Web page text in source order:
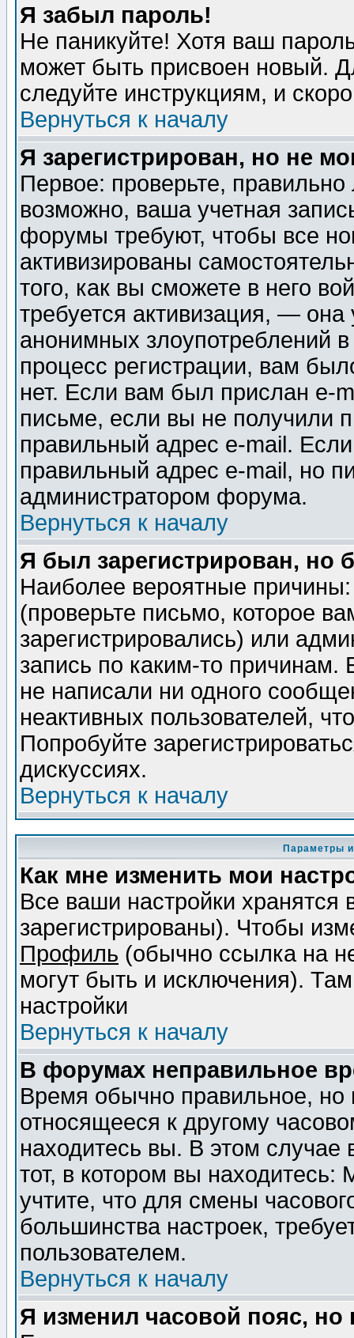
Я забыл пароль!
Не паникуйте! Хотя ваш
может быть присвоен новый.
следуйте инструкциям, и
Вернуться к началу
Я зарегистрирован, но не
Первое: проверьте,
возможно, ваша учетная
форумы требуют, чтобы все
активизированы
того, как вы сможете в него
требуется активизация, —
анонимных злоупотреблений
процесс регистрации, вам
нет. Если вам был прислан e-
письме, если вы не получили
правильный адрес e-mail.
правильный адрес e-mail, но
администратором форума.
Вернуться к началу
Я был зарегистрирован, но
Наиболее вероятные
(проверьте письмо, которое
зарегистрировались) или
запись по каким-то
не написали ни одного
неактивных пользователей,
Попробуйте
дискуссиях.
Вернуться к началу
Параметры
Как мне изменить мои
Все ваши настройки
зарегистрированы). Чтобы
Профиль (обычно ссылка на
могут быть и исключения).
настройки
Вернуться к началу
В форумах неправильное
Время обычно правильное,
относящееся к другому
находитесь вы. В этом
тот, в котором вы
учтите, что для смены
большинства настроек,
пользователем.
Вернуться к началу
Я изменил часовой пояс,